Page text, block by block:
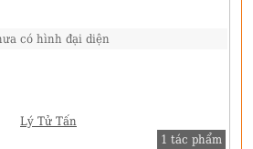
có hình đại diện
Lý Tử Tấn
1 tác phẩm